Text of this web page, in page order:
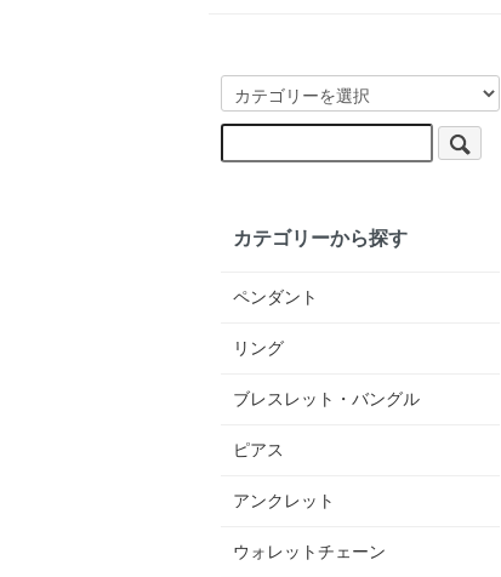
カテゴリーから探す
ペンダント
リング
ブレスレット・バングル
ピアス
アンクレット
ウォレットチェーン